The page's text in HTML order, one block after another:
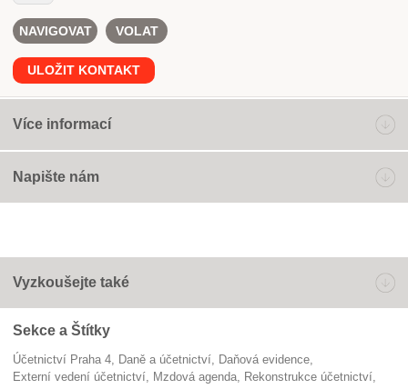
NAVIGOVAT VOLAT
ULOŽIT KONTAKT
Více informací
Napište nám
Vyzkoušejte také
Sekce a Štítky
Účetnictví Praha 4 Daně a účetnictví
daňová evidence
externí vedení účetnictví
mzdová agenda
rekonstrukce účetnictví